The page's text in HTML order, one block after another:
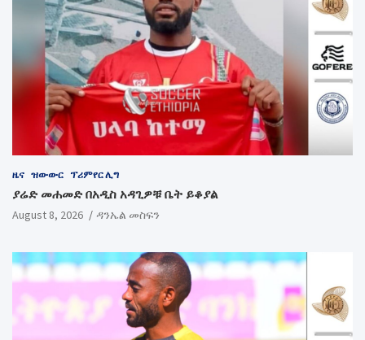
ዜና ዝውውር ፕሪምየር ሊግ
ያሬድ መሐመድ በአዲስ አዳጊዎቹ ቤት ይቆያል
August 8, 2026 ዳንኤል መስፍን